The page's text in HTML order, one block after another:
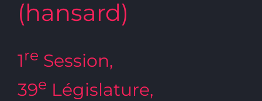
(hansard)
1re Session,
39e Législature,